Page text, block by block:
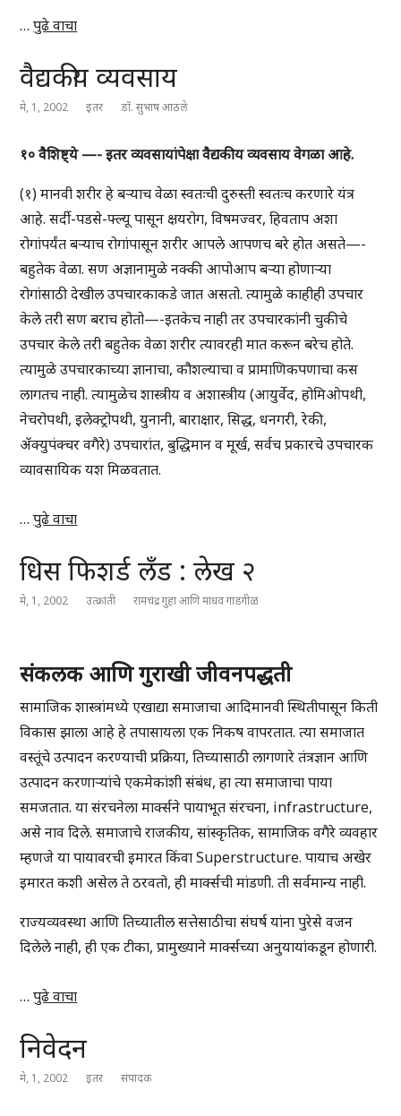
…पुढे वाचा
वैद्यकीय व्यवसाय
मे, 1, 2002 इतर डॉ. सुभाष आठले
१० वैशिष्ट्ये —- इतर व्यवसायांपेक्षा वैद्यकीय व्यवसाय वेगळा आहे.
(१) मानवी शरीर हे बऱ्याच वेळा स्वतःची दुरुस्ती स्वतःच करणारे यंत्र
आहे. सर्दी-पडसे-फ्ल्यू पासून क्षयरोग, विषमज्वर, हिवताप अशा
रोगांपर्यंत बऱ्याच रोगांपासून शरीर आपले आपणच बरे होत असते—-
बहुतेक वेळा. सण अज्ञानामुळे नक्की आपोआप बऱ्या होणाऱ्या
रोगांसाठी देखील उपचारकाकडे जात असतो. त्यामुळे काहीही उपचार
केले तरी सण बराच होतो—-इतकेच नाही तर उपचारकांनी चुकीचे
उपचार केले तरी बहुतेक वेळा शरीर त्यावरही मात करून बरेच होते.
त्यामुळे उपचारकाच्या ज्ञानाचा, कौशल्याचा व प्रामाणिकपणाचा कस
लागतच नाही. त्यामुळेच शास्त्रीय व अशास्त्रीय (आयुर्वेद, होमिओपथी,
नेचरोपथी, इलेक्ट्रोपथी, युनानी, बाराक्षार, सिद्ध, धनगरी, रेकी,
ॲक्युपंक्चर वगैरे) उपचारांत, बुद्धिमान व मूर्ख, सर्वच प्रकारचे उपचारक
व्यावसायिक यश मिळवतात.
…पुढे वाचा
धिस फिशर्ड लँड : लेख २
मे, 1, 2002 उत्क्रांती रामचंद्र गुहा आणि माधव गाडगीळ
संकलक आणि गुराखी जीवनपद्धती
सामाजिक शास्त्रांमध्ये एखाद्या समाजाचा आदिमानवी स्थितीपासून किती
विकास झाला आहे हे तपासायला एक निकष वापरतात. त्या समाजात
वस्तूंचे उत्पादन करण्याची प्रक्रिया, तिच्यासाठी लागणारे तंत्रज्ञान आणि
उत्पादन करणाऱ्यांचे एकमेकांशी संबंध, हा त्या समाजाचा पाया
समजतात. या संरचनेला मार्क्सने पायाभूत संरचना, infrastructure,
असे नाव दिले. समाजाचे राजकीय, सांस्कृतिक, सामाजिक वगैरे व्यवहार
म्हणजे या पायावरची इमारत किंवा Superstructure. पायाच अखेर
इमारत कशी असेल ते ठरवतो, ही मार्क्सची मांडणी. ती सर्वमान्य नाही.
राज्यव्यवस्था आणि तिच्यातील सत्तेसाठीचा संघर्ष यांना पुरेसे वजन
दिलेले नाही, ही एक टीका, प्रामुख्याने मार्क्सच्या अनुयायांकडून होणारी.
…पुढे वाचा
निवेदन
मे, 1, 2002 इतर संपादक